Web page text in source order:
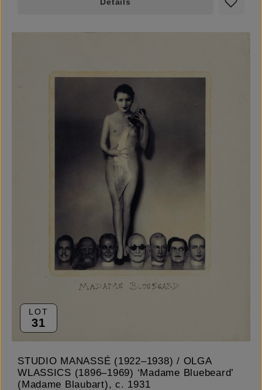
Details
LOT
31
STUDIO MANASSÉ (1922–1938) / OLGA
WLASSICS (1896–1969) ‘Madame Bluebeard’
(Madame Blaubart), c. 1931